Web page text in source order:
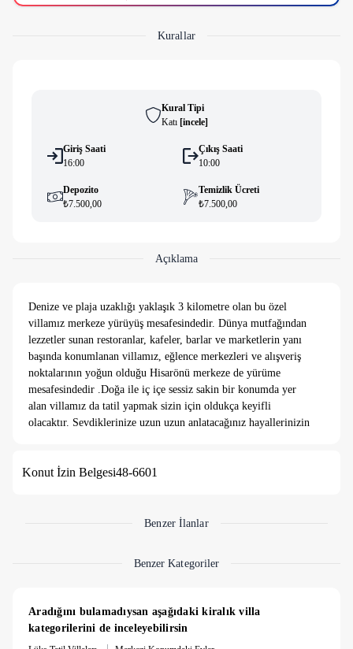
Kurallar
Kural Tipi
Katı [i̇ncele]
Giriş Saati
16:00
Çıkış Saati
10:00
Depozito
₺7.500,00
Temizlik Ücreti
₺7.500,00
Açıklama
Denize ve plaja uzaklığı yaklaşık 3 kilometre olan bu özel
villamız merkeze yürüyüş mesafesindedir. Dünya mutfağından
lezzetler sunan restoranlar, kafeler, barlar ve marketlerin yanı
başında konumlanan villamız, eğlence merkezleri ve alışveriş
noktalarının yoğun olduğu Hisarönü merkeze de yürüme
mesafesindedir .Doğa ile iç içe sessiz sakin bir konumda yer
alan villamız da tatil yapmak sizin için oldukça keyifli
olacaktır. Sevdiklerinize uzun uzun anlatacağınız hayallerinizin
Salon :Açık plan salon/mutfak şeklinde dizayn edilmiş ve
yemek masası, WC/Lavabo ve havuz terasına geçiş ve
boyunca ihtiyaçlarınızı karşılayabilecek her türlü mutfak araç-
gereçleri ve elektronik eşya bulunmaktadır.
1.Yatak Odası :
Konut İzin Belgesi48-6601
Benzer İlanlar
Benzer Kategoriler
Aradığını bulamadıysan aşağıdaki kiralık villa
kategorilerini de inceleyebilirsin